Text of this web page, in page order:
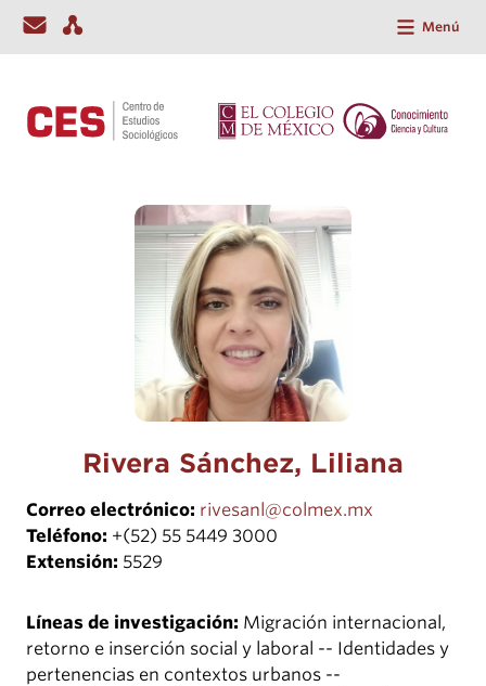
Menú
Rivera Sánchez, Liliana
Correo electrónico: rivesanl@colmex.mx
Teléfono: +(52) 55 5449 3000
Extensión: 5529
Líneas de investigación: Migración internacional,
retorno e inserción social y laboral -- Identidades y
pertenencias en contextos urbanos --